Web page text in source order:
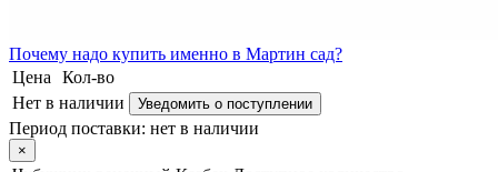
Почему надо купить именно в Мартин сад?
Цена
Кол-во
Нет в наличии
Уведомить о поступлении
Период поставки: нет в наличии
×